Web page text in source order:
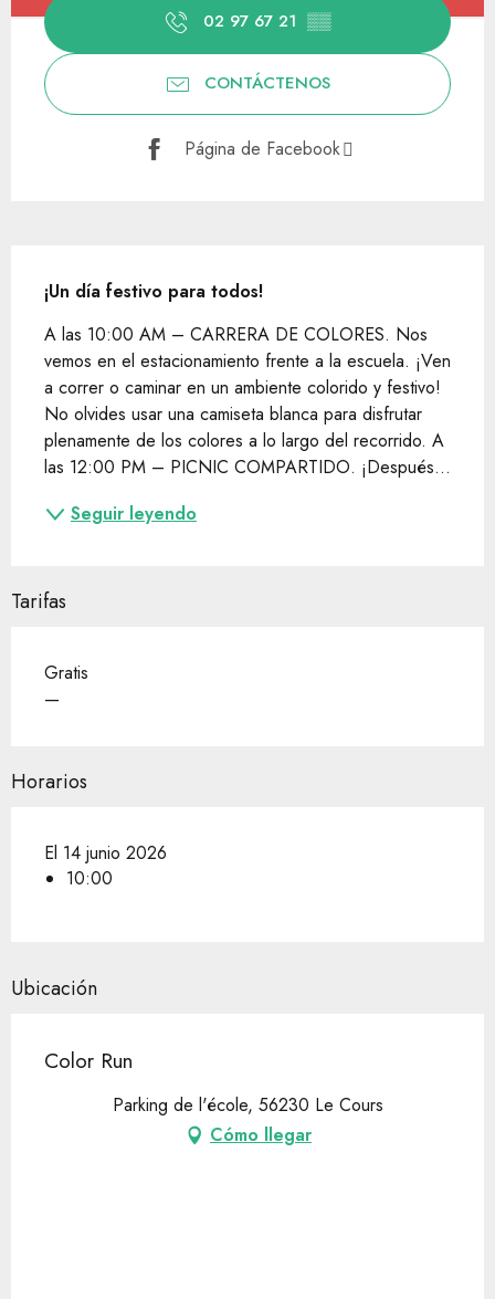
02 97 67 21 ▒▒
CONTÁCTENOS
Página de Facebook
¡Un día festivo para todos!
A las 10:00 AM – CARRERA DE COLORES. Nos
vemos en el estacionamiento frente a la escuela. ¡Ven
a correr o caminar en un ambiente colorido y festivo!
No olvides usar una camiseta blanca para disfrutar
plenamente de los colores a lo largo del recorrido. A
las 12:00 PM – PICNIC COMPARTIDO. ¡Después...
Seguir leyendo
Tarifas
Gratis
—
Horarios
El 14 junio 2026
10:00
Ubicación
Color Run
Parking de l'école, 56230 Le Cours
Cómo llegar